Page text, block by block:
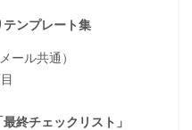
ンプレート集
ール共通）
終チェックリスト」